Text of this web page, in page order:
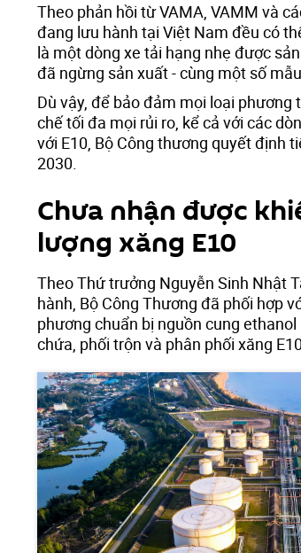
Theo phản hồi từ VAMA, VAMM và
đang lưu hành tại Việt Nam đều có
là một dòng xe tải hạng nhẹ được
đã ngừng sản xuất - cùng một số
Dù vậy, để bảo đảm mọi loại
chế tối đa mọi rủi ro, kể cả với các
với E10, Bộ Công thương quyết định
2030.
Chưa nhận được
lượng xăng E10
Theo Thứ trưởng Nguyễn Sinh Nhật
hành, Bộ Công Thương đã phối hợp
phương chuẩn bị nguồn cung
chứa, phối trộn và phân phối xăng